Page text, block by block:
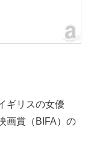
ギリスの女優
画賞（BIFA）の